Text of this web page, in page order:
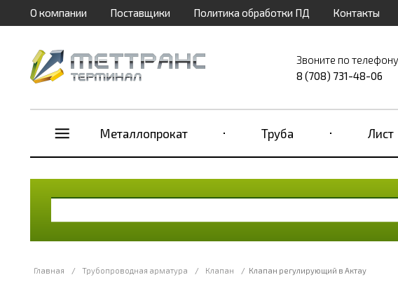
О компании Поставщики Политика обработки ПД Контакты
Звоните по телефону
8 (708) 731-48-06
Металлопрокат Труба Лист
Главная / Трубопроводная арматура / Клапан / Клапан регулирующий в Актау